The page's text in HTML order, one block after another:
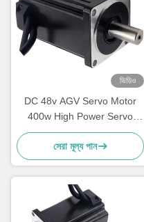
ভিডিও
DC 48v AGV Servo Motor
400w High Power Servo
Motor 3000rpm
সেরা মূল্য পান